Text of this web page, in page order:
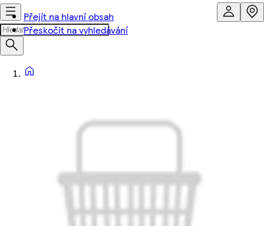
Přejít na hlavní obsah
Přeskočit na vyhledávání